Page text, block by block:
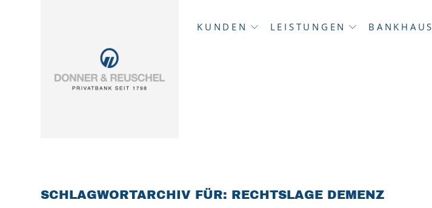
KUNDEN LEISTUNGEN BANKHAUS
SCHLAGWORTARCHIV FÜR: RECHTSLAGE DEMENZ